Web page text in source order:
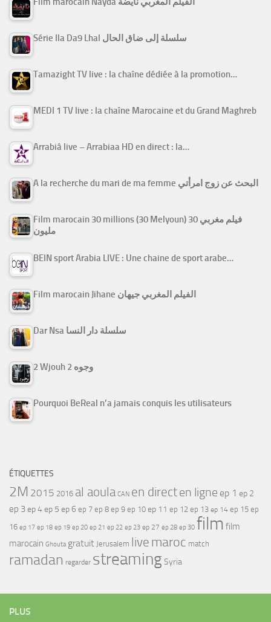
Série Ila Da9 Lhal سلسلة إلى ضاق الحال
Tamazight TV live : la chaîne dédiée à la promotion…
MEDI 1 TV live : la chaîne Marocaine et du Grand Maghreb
Arrabiâ live – Arrabiaa HD en direct : la…
A la recherche du mari de ma femme البحث عن زوج امرأتي
Film marocain 30 millions (30 Melyoun) فيلم مغربي 30
مليون
BEIN sport Arabia LIVE : Une chaine de sport arabe…
Film marocain Jihane الفيلم المغربي جيهان
Dar Nsa سلسلة دار النسا
2 Wjouh 2 وجوه
Pourquoi BeReal n’a jamais conquis les utilisateurs
ÉTIQUETTES
2M 2015 2016 al aoula CAN en directen ligne ep 1 ep 2
ep 3ep 4ep 5 ep 6 ep 7 ep 8 ep 9 ep 10 ep 11 ep 12 ep 13 ep 14 ep 15 ep
16 ep 17 ep 18 ep 19 ep 20 ep 21 ep 22 ep 23 ep 27 ep 28 ep 30 film film
marocain Ghouta gratuit Jerusalem live maroc match
ramadan regarder streamingSyria
PLUS